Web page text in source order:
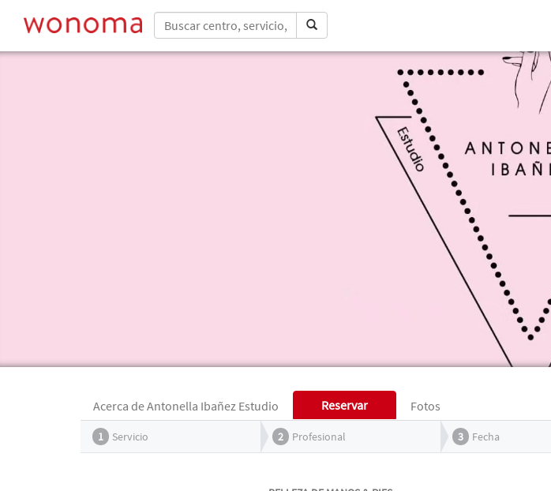
Acerca de Antonella Ibañez Estudio Reservar Fotos
1 Servicio 2 Profesional 3 Fecha